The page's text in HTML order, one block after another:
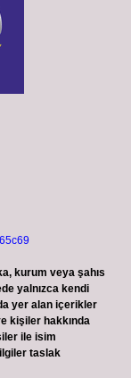
kurum veya şahıs
yalnızca kendi
yer alan içerikler
kişiler hakkında
ile isim
taslak